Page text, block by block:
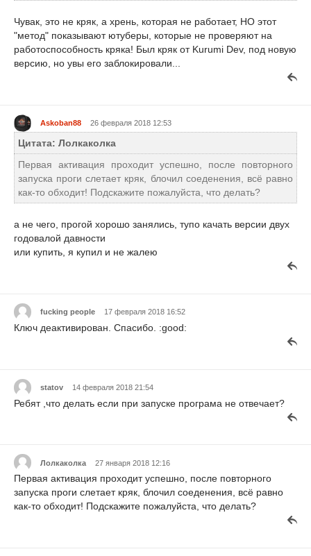
Чувак, это не кряк, а хрень, которая не работает, НО этот
"метод" показывают ютуберы, которые не проверяют на
работоспособность кряка! Был кряк от Kurumi Dev, под новую
версию, но увы его заблокировали...
Askoban88 26 февраля 2018 12:53
Цитата: Лолкаколка
Первая активация проходит успешно, после повторного
запуска проги слетает кряк, блочил соеденения, всё равно
как-то обходит! Подскажите пожалуйста, что делать?
а не чего, прогой хорошо занялись, тупо качать версии двух
годовалой давности
или купить, я купил и не жалею
fucking people 17 февраля 2018 16:52
Ключ деактивирован. Спасибо. :good:
statov 14 февраля 2018 21:54
Ребят ,что делать если при запуске програма не отвечает?
Лолкаколка 27 января 2018 12:16
Первая активация проходит успешно, после повторного
запуска проги слетает кряк, блочил соеденения, всё равно
как-то обходит! Подскажите пожалуйста, что делать?